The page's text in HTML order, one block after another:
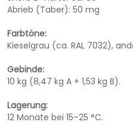
Abrieb (Taber): 50 mg
Farbtöne:
Kieselgrau (ca. RAL 7032),
Gebinde:
10 kg (8,47 kg A + 1,53 kg B).
Lagerung:
12 Monate bei 15–25 °C.